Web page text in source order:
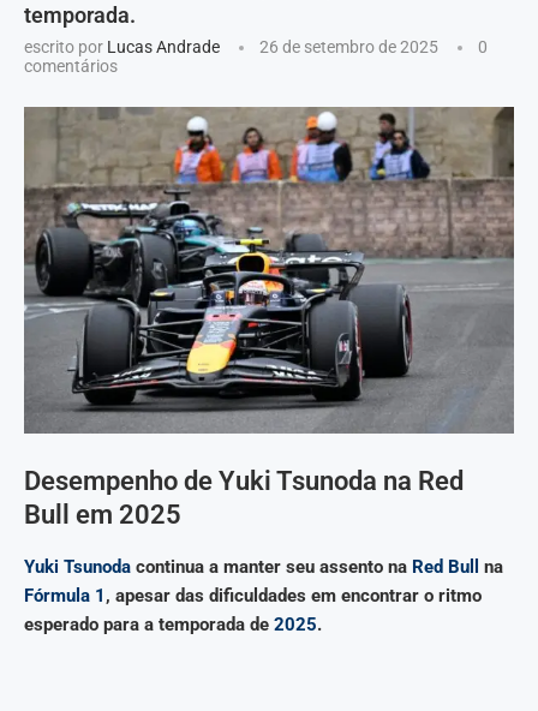
temporada.
escrito por Lucas Andrade 26 de setembro de 2025
0
comentários
Desempenho de Yuki Tsunoda na Red
Bull em 2025
Yuki Tsunoda continua a manter seu assento na Red Bull
na
Fórmula 1 , apesar das dificuldades em encontrar o ritmo
esperado para a temporada de 2025.